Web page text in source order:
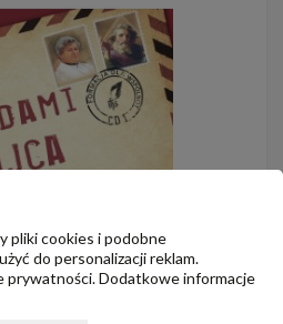
konferencje na CD
pliki cookies i podobne
do personalizacji reklam.
prywatności. Dodatkowe informacje